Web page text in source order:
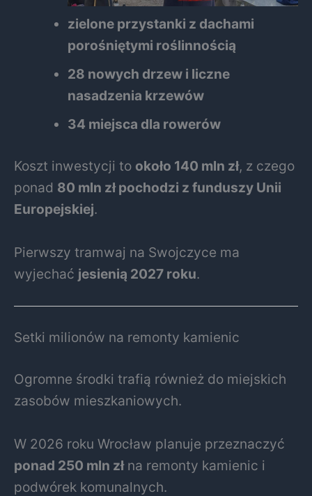
zielone przystanki z dachami
porośniętymi roślinnością
28 nowych drzew i liczne
nasadzenia krzewów
34 miejsca dla rowerów
Koszt inwestycji to około 140 mln zł, z czego
ponad 80 mln zł pochodzi z funduszy Unii
Europejskiej.
Pierwszy tramwaj na Swojczyce ma
wyjechać jesienią 2027 roku.
Setki milionów na remonty kamienic
Ogromne środki trafią również do miejskich
zasobów mieszkaniowych.
W 2026 roku Wrocław planuje przeznaczyć
ponad 250 mln złna remonty kamienic i
podwórek komunalnych.